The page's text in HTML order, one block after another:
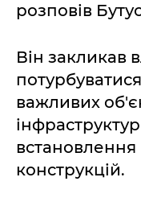
розповів
Він закликав
важливих
конструкцій.